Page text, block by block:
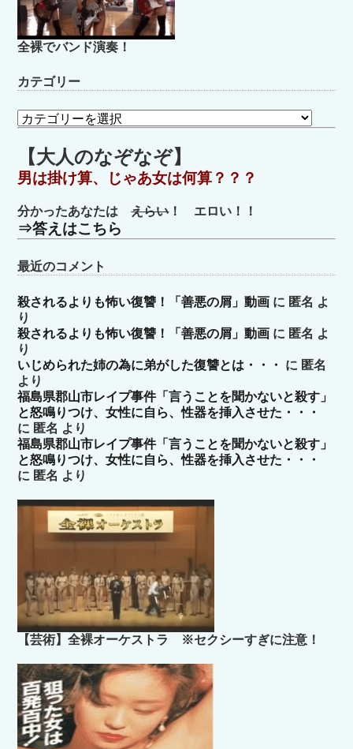
全裸でバンド演奏！
カテゴリー
カ
テ
ゴ
リ
ー
【大人のなぞなぞ】
男は掛け算、じゃあ女は何算？？？
分かったあなたはえらい！ エロい！！
⇒答えはこちら
最近のコメント
殺されるよりも怖い復讐！「善悪の屑」動画 に 匿名 よ
り
殺されるよりも怖い復讐！「善悪の屑」動画 に 匿名 よ
り
いじめられた姉の為に弟がした復讐とは・・・
に 匿名
より
福島県郡山市レイプ事件「言うことを聞かないと殺す」
と怒鳴りつけ、女性に自ら、性器を挿入させた・・・
に 匿名 より
福島県郡山市レイプ事件「言うことを聞かないと殺す」
と怒鳴りつけ、女性に自ら、性器を挿入させた・・・
に 匿名 より
【芸術】全裸オーケストラ ※セクシーすぎに注意！